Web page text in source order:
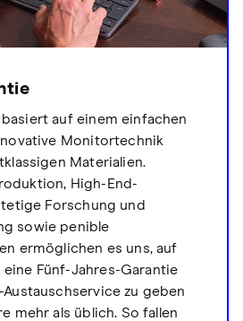
auf einem einfachen
Monitortechnik
Materialien.
High-End-
Forschung und
sowie penible
ermöglichen es uns, auf
Fünf-Jahres-Garantie
zu geben
mehr als üblich. So fallen